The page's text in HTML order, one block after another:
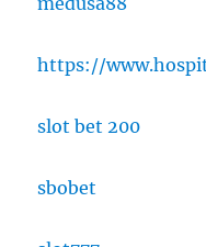
https://
slot bet 200
sbobet